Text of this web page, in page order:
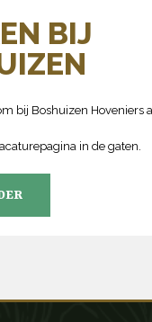
BIJ
bij Boshuizen Hoveniers
in de gaten.